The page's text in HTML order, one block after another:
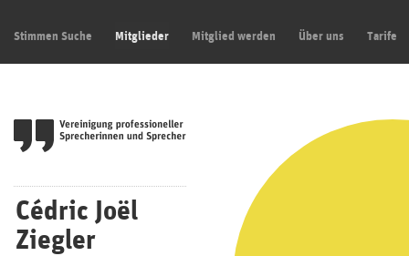
Stimmen Suche Mitglieder Mitglied werden Über uns Tarife
Cédric Joël
Ziegler